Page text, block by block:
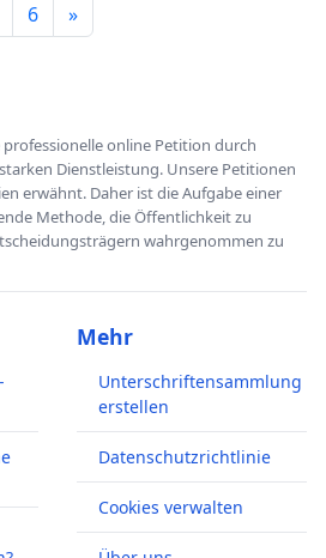
6 »
professionelle online Petition durch
Dienstleistung. Unsere Petitionen
erwähnt. Daher ist die Aufgabe einer
Methode, die Öffentlichkeit zu
wahrgenommen zu
Mehr
Unterschriftensammlung
erstellen
Datenschutzrichtlinie
Cookies verwalten